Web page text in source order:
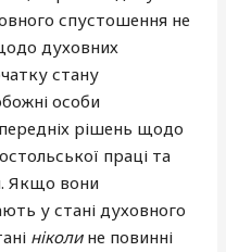
спустошення не
духовних
стану
особи
рішень щодо
праці та
Якщо вони
у стані духовного
ніколине повинні